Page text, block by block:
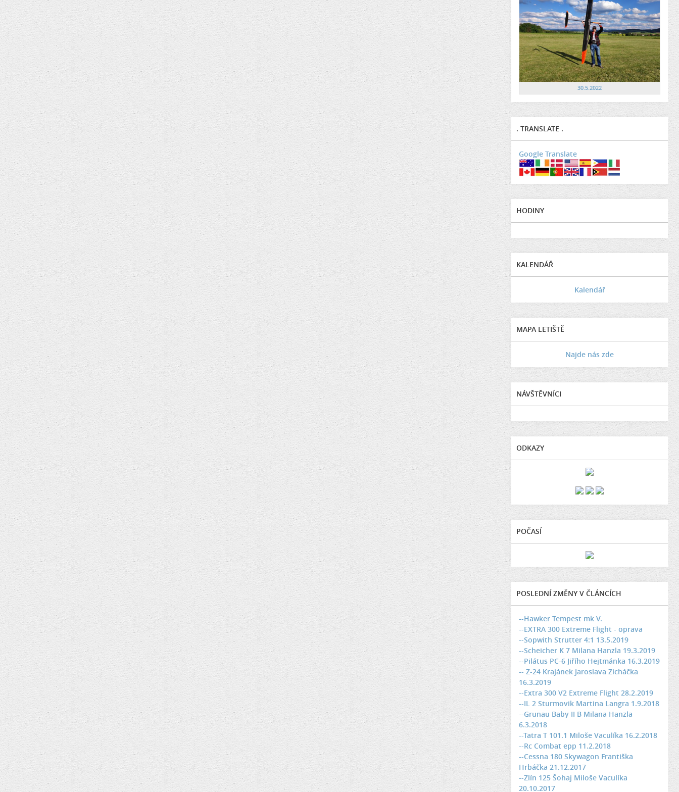
30.5.2022
. TRANSLATE .
Google Translate
HODINY
KALENDÁŘ
Kalendář
MAPA LETIŠTĚ
Najde nás zde
NÁVŠTĚVNÍCI
ODKAZY
POČASÍ
POSLEDNÍ ZMĚNY V ČLÁNCÍCH
--Hawker Tempest mk V.
--EXTRA 300 Extreme Flight - oprava
--Sopwith Strutter 4:1 13.5.2019
--Scheicher K 7 Milana Hanzla 19.3.2019
--Pilátus PC-6 Jiřího Hejtmánka 16.3.2019
-- Z-24 Krajánek Jaroslava Zicháčka
16.3.2019
--Extra 300 V2 Extreme Flight 28.2.2019
--IL 2 Sturmovik Martina Langra 1.9.2018
--Grunau Baby II B Milana Hanzla
6.3.2018
--Tatra T 101.1 Miloše Vaculíka 16.2.2018
--Rc Combat epp 11.2.2018
--Cessna 180 Skywagon Františka
Hrbáčka 21.12.2017
--Zlín 125 Šohaj Miloše Vaculíka
20.10.2017